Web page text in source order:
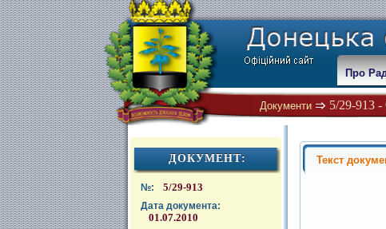
Документи 5/29-913 -
Про
ДОКУМЕНТ:
№: 5/29-913
Дата документа:
01.07.2010
Текст